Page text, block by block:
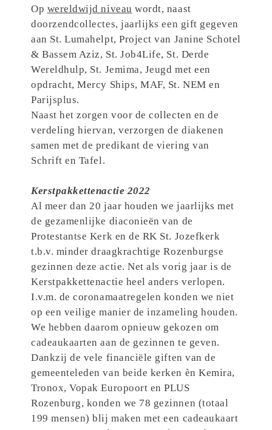
Op wereldwijd niveau wordt, naast
doorzendcollectes, jaarlijks een gift gegeven
aan St. Lumahelpt, Project van Janine Schotel
& Bassem Aziz, St. Job4Life, St. Derde
Wereldhulp, St. Jemima, Jeugd met een
opdracht, Mercy Ships, MAF, St. NEM en
Parijsplus.
Naast het zorgen voor de collecten en de
verdeling hiervan, verzorgen de diakenen
samen met de predikant de viering van
Schrift en Tafel.
Kerstpakkettenactie 2022
Al meer dan 20 jaar houden we jaarlijks met
de gezamenlijke diaconieën van de
Protestantse Kerk en de RK St. Jozefkerk
t.b.v. minder draagkrachtige Rozenburgse
gezinnen deze actie. Net als vorig jaar is de
Kerstpakkettenactie heel anders verlopen.
I.v.m. de coronamaatregelen konden we niet
op een veilige manier de inzameling houden.
We hebben daarom opnieuw gekozen om
cadeaukaarten aan de gezinnen te geven.
Dankzij de vele financiële giften van de
gemeenteleden van beide kerken èn Kemira,
Tronox, Vopak Europoort en PLUS
Rozenburg, konden we 78 gezinnen (totaal
199 mensen) blij maken met een cadeaukaart